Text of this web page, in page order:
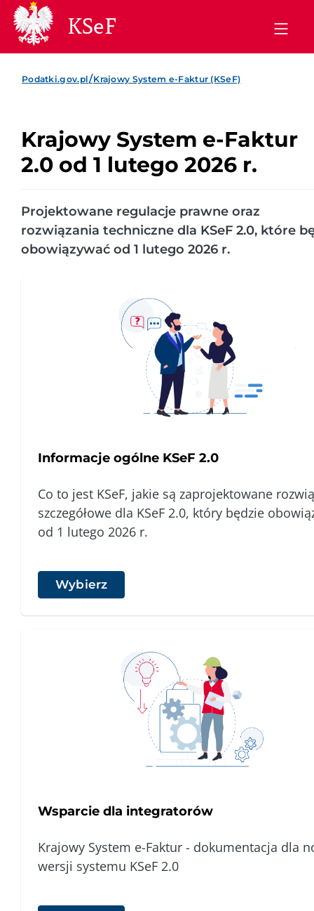
KSeF
Podatki.gov.pl/Krajowy System e-Faktur (KSeF)
Krajowy System e-Faktur
2.0 od 1 lutego 2026 r.
Projektowane regulacje prawne oraz
rozwiązania techniczne dla KSeF 2.0, które
obowiązywać od 1 lutego 2026 r.
Informacje ogólne KSeF 2.0
Co to jest KSeF, jakie są zaprojektowane
szczegółowe dla KSeF 2.0, który będzie
od 1 lutego 2026 r.
Wybierz
Wsparcie dla integratorów
Krajowy System e-Faktur - dokumentacja dla
wersji systemu KSeF 2.0